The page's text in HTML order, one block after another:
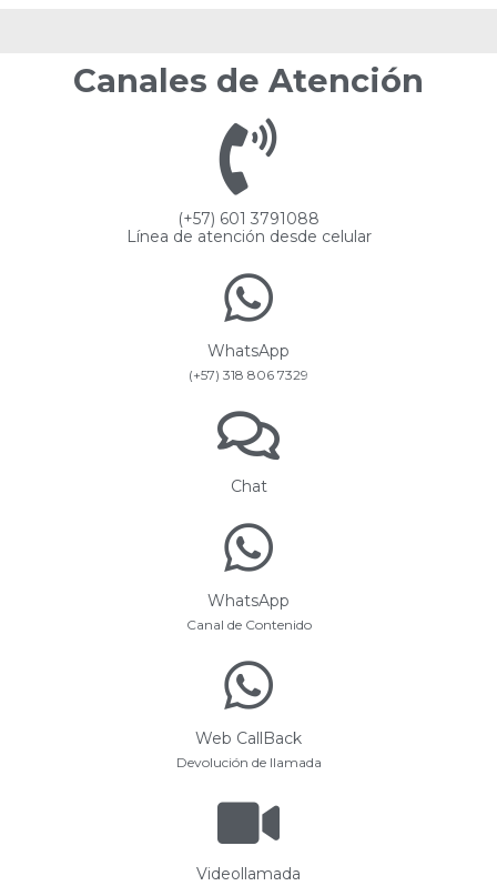
Canales de Atención
(+57) 601 3791088
Línea de atención desde celular
WhatsApp
(+57) 318 806 7329
Chat
WhatsApp
Canal de Contenido
Web CallBack
Devolución de llamada
Videollamada